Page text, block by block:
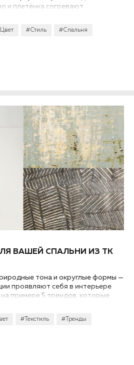
#Стиль #Спальня
и ‎плетёнка согревают
2021.
#Текстиль #Тренды
ВАШЕЙ СПАЛЬНИ ИЗ ТК
тона и округлые формы —
проявляют себя в интерьере
на примере 5 трендов, которые